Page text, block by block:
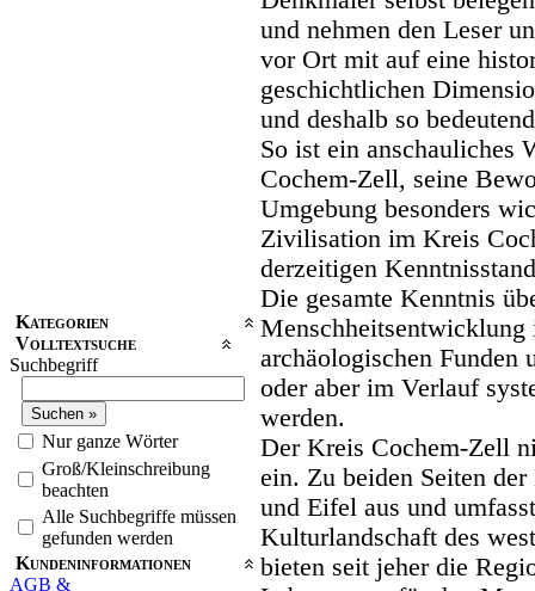
Kategorien
Volltextsuche
Suchbegriff
Nur ganze Wörter
Groß/Kleinschreibung
beachten
Alle Suchbegriffe müssen
gefunden werden
Kundeninformationen
AGB &
und nehmen den Leser
vor Ort mit auf eine
geschichtlichen
und deshalb so
So ist ein anschauliches
Cochem-Zell, seine
Umgebung besonders
Zivilisation im Kreis
derzeitigen
Die gesamte Kenntnis
archäologischen
oder aber im Verlauf
werden.
Der Kreis Cochem-Zell
ein. Zu beiden Seiten
und Eifel aus und
Kulturlandschaft des
bieten seit jeher die